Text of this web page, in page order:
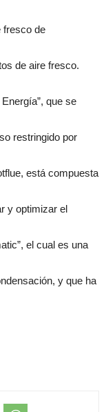
fresco de
de aire fresco.
que se
restringido por
está compuesta
y optimizar el
el cual es una
y que ha